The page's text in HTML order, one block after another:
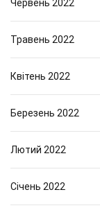
Червень 2022
Травень 2022
Квітень 2022
Березень 2022
Лютий 2022
Січень 2022